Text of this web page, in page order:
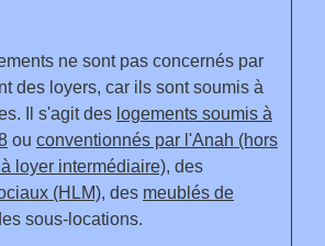
ne sont pas concernés par
des loyers, car ils sont soumis à
Il s'agit des logements soumis à
ou conventionnés par l'Anah (hors
loyer intermédiaire), des
(HLM), des meublés de
sous-locations.